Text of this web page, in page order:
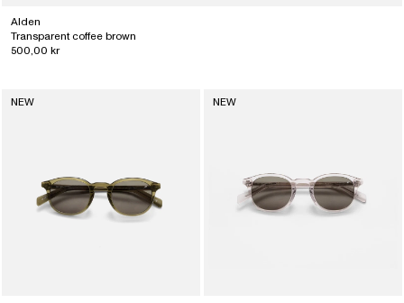
Alden
Transparent coffee brown
500,00 kr
NEW NEW